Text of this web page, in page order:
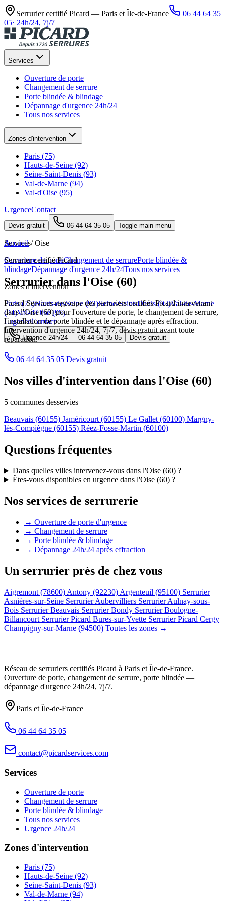
Serrurier certifié Picard — Paris et Île-de-France
06 44 64 35
05· 24h/24, 7j/7
Services
Ouverture de porte
Changement de serrure
Porte blindée & blindage
Dépannage d'urgence 24h/24
Tous nos services
Zones d'intervention
Paris (75)
Hauts-de-Seine (92)
Seine-Saint-Denis (93)
Val-de-Marne (94)
Val-d'Oise (95)
UrgenceContact
Devis gratuit 06 44 64 35 05 Toggle main menu
Services
Ouverture de porteChangement de serrurePorte blindée &
blindageDépannage d'urgence 24h/24Tous nos services
Zones d'intervention
Paris (75)Hauts-de-Seine (92)Seine-Saint-Denis (93)Val-de-Marne
(94)Val-d'Oise (95)
UrgenceContact
Urgence 24h/24 — 06 44 64 35 05 Devis gratuit
Accueil / Oise
Serrurier certifié Picard
Serrurier dans l'Oise (60)
Picard Services regroupe des serruriers certifiés Picard intervenant
dans l'Oise (60) pour l'ouverture de porte, le changement de serrure,
l'installation de porte blindée et le dépannage après effraction.
Intervention d'urgence 24h/24, 7j/7, devis gratuit avant toute
réparation.
06 44 64 35 05 Devis gratuit
Nos villes d'intervention dans l'Oise (60)
5 communes desservies
Beauvais (60155) Jaméricourt (60155) Le Gallet (60100) Margny-
lès-Compiègne (60155) Réez-Fosse-Martin (60100)
Questions fréquentes
Dans quelles villes intervenez-vous dans l'Oise (60) ?
Êtes-vous disponibles en urgence dans l'Oise (60) ?
Nos services de serrurerie
→ Ouverture de porte d'urgence
→ Changement de serrure
→ Porte blindée & blindage
→ Dépannage 24h/24 après effraction
Un serrurier près de chez vous
Aigremont (78600) Antony (92230) Argenteuil (95100) Serrurier
Asnières-sur-Seine Serrurier Aubervilliers Serrurier Aulnay-sous-
Bois Serrurier Beauvais Serrurier Bondy Serrurier Boulogne-
Billancourt Serrurier Picard Bures-sur-Yvette Serrurier Picard Cergy
Champigny-sur-Marne (94500) Toutes les zones →
Réseau de serruriers certifiés Picard à Paris et Île-de-France.
Ouverture de porte, changement de serrure, porte blindée —
dépannage d'urgence 24h/24, 7j/7.
Paris et Île-de-France
06 44 64 35 05
contact@picardservices.com
Services
Ouverture de porte
Changement de serrure
Porte blindée & blindage
Tous nos services
Urgence 24h/24
Zones d'intervention
Paris (75)
Hauts-de-Seine (92)
Seine-Saint-Denis (93)
Val-de-Marne (94)